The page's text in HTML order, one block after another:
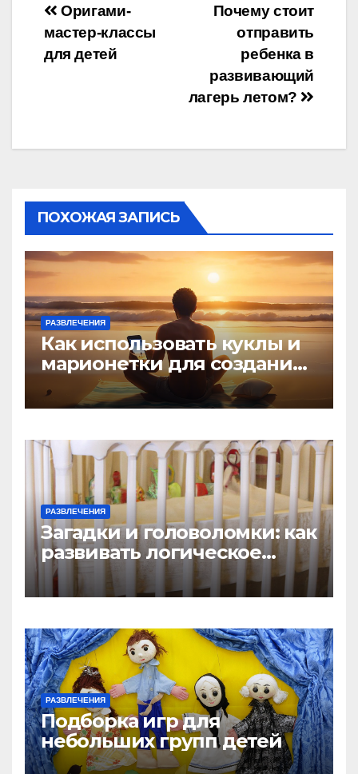
Навигация
по
Почему стоит
отправить
ребенка в
развивающий
лагерь летом?
Оригами-
мастер-классы
для детей
ПОХОЖАЯ ЗАПИСЬ
РАЗВЛЕЧЕНИЯ
Как использовать куклы и
марионетки для создания
игр
РАЗВЛЕЧЕНИЯ
Загадки и головоломки: как
развивать логическое
мышление у детей
РАЗВЛЕЧЕНИЯ
Подборка игр для
небольших групп детей